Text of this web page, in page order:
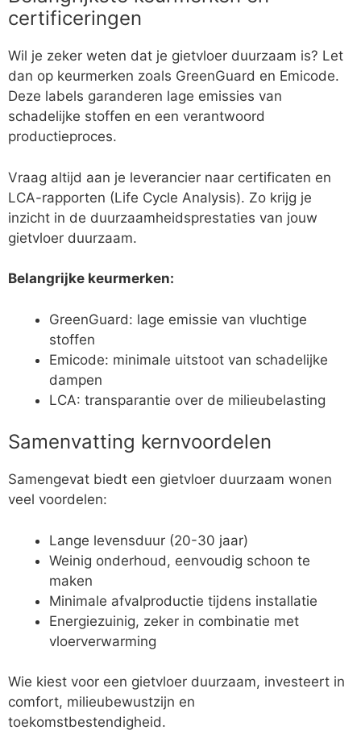
certificeringen
Wil je zeker weten dat je gietvloer duurzaam is? Let
dan op keurmerken zoals GreenGuard en Emicode.
Deze labels garanderen lage emissies van
schadelijke stoffen en een verantwoord
productieproces.
Vraag altijd aan je leverancier naar certificaten en
LCA-rapporten (Life Cycle Analysis). Zo krijg je
inzicht in de duurzaamheidsprestaties van jouw
gietvloer duurzaam.
Belangrijke keurmerken:
GreenGuard: lage emissie van vluchtige
stoffen
Emicode: minimale uitstoot van schadelijke
dampen
LCA: transparantie over de milieubelasting
Samenvatting kernvoordelen
Samengevat biedt een gietvloer duurzaam wonen
veel voordelen:
Lange levensduur (20-30 jaar)
Weinig onderhoud, eenvoudig schoon te
maken
Minimale afvalproductie tijdens installatie
Energiezuinig, zeker in combinatie met
vloerverwarming
Wie kiest voor een gietvloer duurzaam, investeert in
comfort, milieubewustzijn en
toekomstbestendigheid.